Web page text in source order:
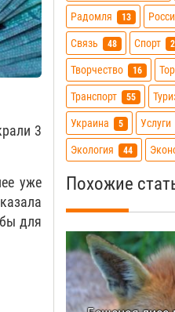
3
уже
для
Радомля 13
Связь 48 Спорт
Творчество 16
Транспорт 55
Украина 5 Услуги
Экология 44
Похожие